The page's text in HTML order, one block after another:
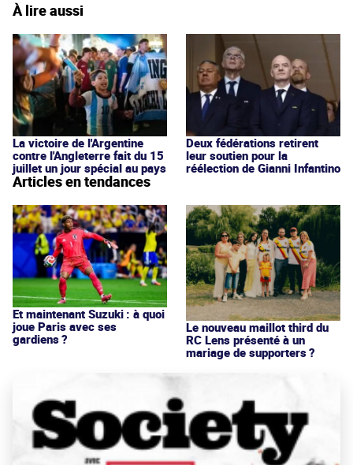
À lire aussi
La victoire de l'Argentine
contre l'Angleterre fait du 15
juillet un jour spécial au pays
Deux fédérations retirent
leur soutien pour la
réélection de Gianni Infantino
Articles en tendances
Et maintenant Suzuki : à quoi
joue Paris avec ses
gardiens ?
Le nouveau maillot third du
RC Lens présenté à un
mariage de supporters ?